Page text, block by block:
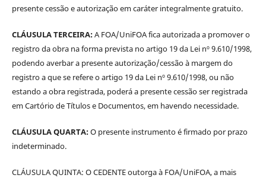
presente cessão e autorização em caráter integralmente gratuito.
CLÁUSULA TERCEIRA:A FOA/UniFOA fica autorizada a promover o
registro da obra na forma prevista no artigo 19 da Lei nº 9.610/1998,
podendo averbar a presente autorização/cessão à margem do
registro a que se refere o artigo 19 da Lei nº 9.610/1998, ou não
estando a obra registrada, poderá a presente cessão ser registrada
em Cartório de Títulos e Documentos, em havendo necessidade.
CLÁUSULA QUARTA:O presente instrumento é firmado por prazo
indeterminado.
CLÁUSULA QUINTA: O CEDENTE outorga à FOA/UniFOA, a mais